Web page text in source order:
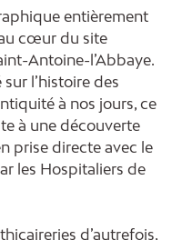
entièrement
cœur du site
Antoine-l’Abbaye.
l’histoire des
à nos jours, ce
à une découverte
prise directe avec le
les Hospitaliers de
d’autrefois,